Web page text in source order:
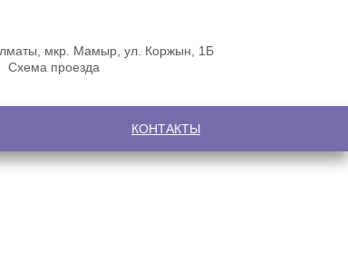
мкр. Мамыр, ул. Коржын, 1Б
Схема проезда
КОНТАКТЫ